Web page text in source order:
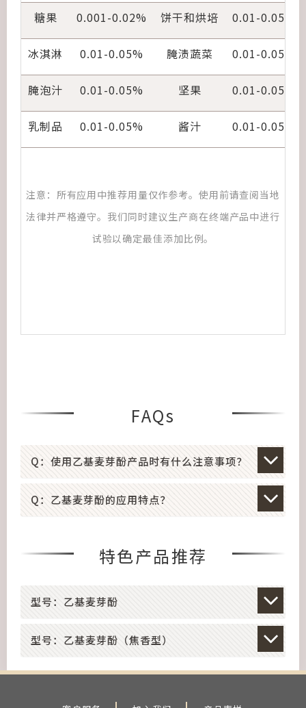
糖果 0.001-0.02% 饼干和烘培 0.01-0.05%
冰淇淋 0.01-0.05% 腌渍蔬菜 0.01-0.05%
腌泡汁 0.01-0.05% 坚果 0.01-0.05%
乳制品 0.01-0.05% 酱汁 0.01-0.05%
注意：所有应用中推荐用量仅作参考。使用前请查阅当地
法律并严格遵守。我们同时建议生产商在终端产品中进行
试验以确定最佳添加比例。
FAQs
Q：使用乙基麦芽酚产品时有什么注意事项？
Q：乙基麦芽酚的应用特点？
特色产品推荐
型号：乙基麦芽酚
型号：乙基麦芽酚（焦香型）